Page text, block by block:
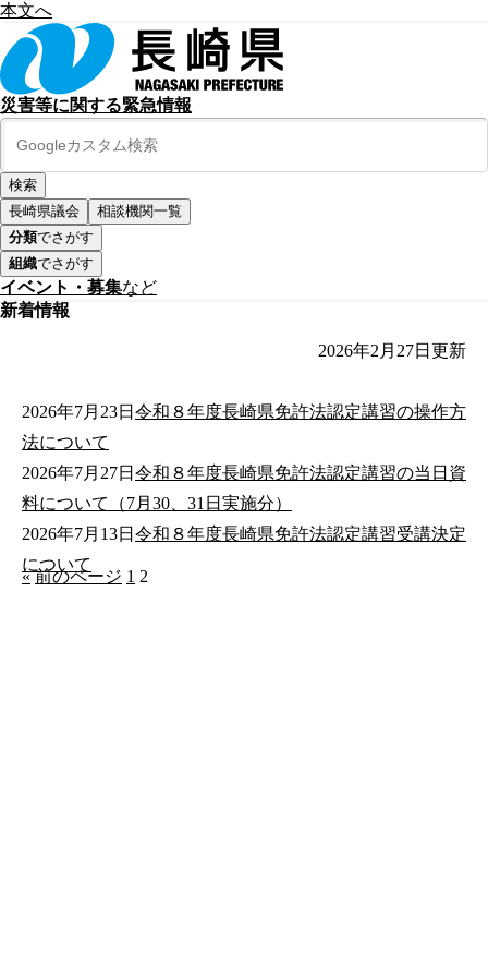
本文へ
災害等に関する緊急情報
長崎県議会
相談機関一覧
分類でさがす
組織でさがす
イベント・募集など
新着情報
2026年2月27日 更新
2026年7月23日 令和８年度長崎県免許法認定講習の操作方
法について
2026年7月27日 令和８年度長崎県免許法認定講習の当日資
料について（7月30、31日実施分）
2026年7月13日 令和８年度長崎県免許法認定講習受講決定
について
« 前のページ 1 2